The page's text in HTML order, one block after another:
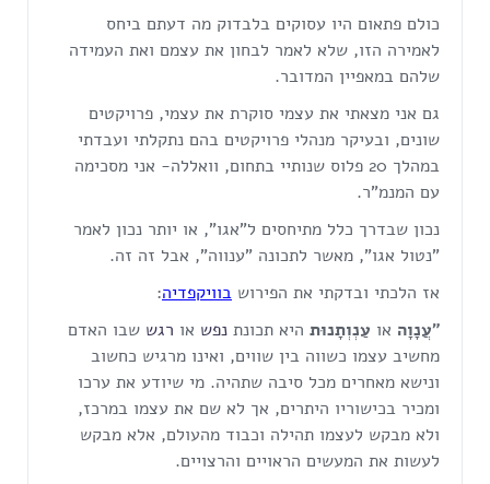
כולם פתאום היו עסוקים בלבדוק מה דעתם ביחס
לאמירה הזו, שלא לאמר לבחון את עצמם ואת העמידה
שלהם במאפיין המדובר.
גם אני מצאתי את עצמי סוקרת את עצמי, פרויקטים
שונים, ובעיקר מנהלי פרויקטים בהם נתקלתי ועבדתי
במהלך 20 פלוס שנותיי בתחום, וואללה- אני מסכימה
עם המנמ"ר.
נכון שבדרך כלל מתיחסים ל"אגו", או יותר נכון לאמר
"נטול אגו", מאשר לתכונה "ענווה", אבל זה זה.
אז הלכתי ובדקתי את הפירוש בוויקפדיה:
"עֲנָוָה או עַנְוְתָנוּת היא תכונת נפש או רגש שבו האדם
מחשיב עצמו כשווה בין שווים, ואינו מרגיש כחשוב
ונישא מאחרים מכל סיבה שתהיה. מי שיודע את ערכו
ומכיר בכישוריו היתרים, אך לא שם את עצמו במרכז,
ולא מבקש לעצמו תהילה וכבוד מהעולם, אלא מבקש
לעשות את המעשים הראויים והרצויים.